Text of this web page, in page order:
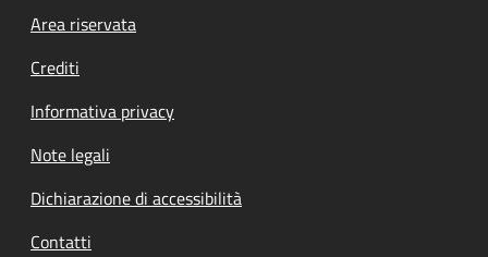
Footer menu
Area riservata
Crediti
Informativa privacy
Note legali
Dichiarazione di accessibilità
Contatti